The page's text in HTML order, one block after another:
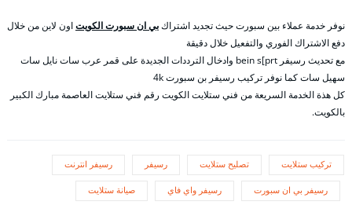
نوفر خدمة عملاء بين سبورت حيث تجديد اشتراكبي ان سبورت الكويتاون لاين من خلال
دفع الاشتراك الفوري والتفعيل خلال دقيقة
مع تحديث رسيفر bein s[prt وادخال الترددات الجديدة على قمر عرب سات نايل سات
سهيل سات كما نوفر تركيب رسيفر بن سبورت 4k
كل هذة الخدمة السريعة من فني ستلايت الكويت رقم فني ستلايت العاصمة مبارك الكبير
بالكويت.
تركيب ستلايت تصليح ستلايت رسيفر رسيفر انترنت
رسيفر بي ان سبورت رسيفر واي فاي صيانة ستلايت